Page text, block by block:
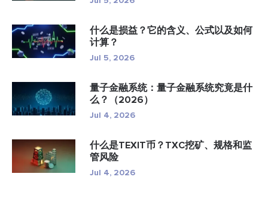
什么是损益？它的含义、公式以及如何
计算？
Jul 5, 2026
量子金融系统：量子金融系统究竟是什
么？（2026）
Jul 4, 2026
什么是TEXIT币？TXC挖矿、规格和监
管风险
Jul 4, 2026